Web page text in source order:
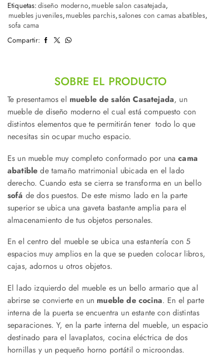
Etiquetas: diseño moderno, mueble salon casatejada,
muebles juveniles, muebles parchis,salones con camas abatibles,
sofa cama
Compartir:
SOBRE EL PRODUCTO
Te presentamos el mueble de salón Casatejada, un
mueble de diseño moderno el cual está compuesto con
distintos elementos que te permitirán tener todo lo que
necesitas sin ocupar mucho espacio.
Es un mueble muy completo conformado por unacama
abatible de tamaño matrimonial ubicada en el lado
derecho. Cuando esta se cierra se transforma en un bello
sofá de dos puestos. De este mismo lado en la parte
superior se ubica una gaveta bastante amplia para el
almacenamiento de tus objetos personales.
En el centro del mueble se ubica una estantería con 5
espacios muy amplios en la que se pueden colocar libros,
cajas, adornos u otros objetos.
El lado izquierdo del mueble es un bello armario que al
abrirse se convierte en un mueble de cocina. En el parte
interna de la puerta se encuentra un estante con distintas
separaciones. Y, en la parte interna del mueble, un espacio
destinado para el lavaplatos, cocina eléctrica de dos
hornillas y un pequeño horno portátil o microondas.